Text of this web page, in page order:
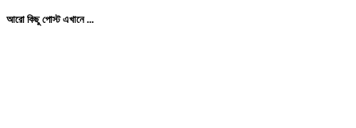
আরো কিছু পোস্ট এখানে ...